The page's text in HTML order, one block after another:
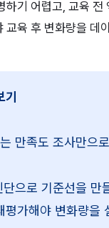
하기 어렵고, 교육 전
교육 후 변화량을 데
기
만족도 조사만으
으로 기준선을 만
평가해야 변화량을